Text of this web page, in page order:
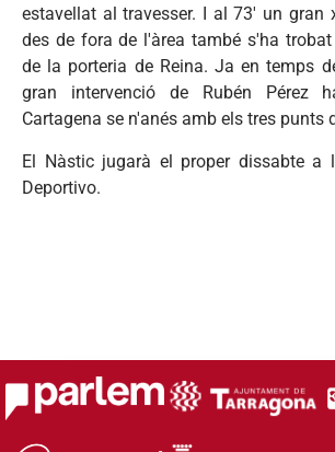
estavellat al travesser. I al 73' un gran
des de fora de l'àrea també s'ha
de la porteria de Reina. Ja en temps
gran intervenció de Rubén Pérez
Cartagena se n'anés amb els tres punts
El Nàstic jugarà el proper dissabte a
Deportivo.